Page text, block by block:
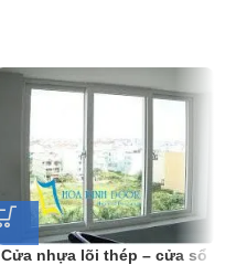
Cửa nhựa lõi thép – cửa sổ